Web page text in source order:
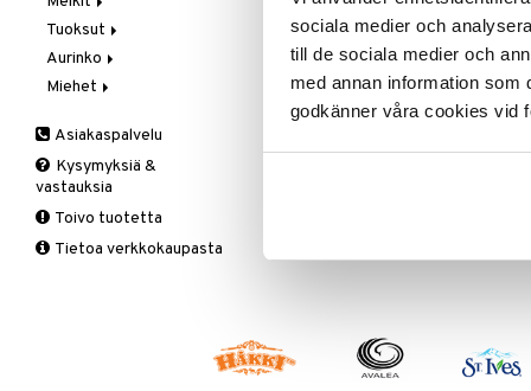
sociala medier och
till de sociala medier och
med annan information som
godkänner våra cookies vid
Vaihe 3: Kosteutus
Kosteudenhoito
Kuorinta ja naamiot
Puhdistus
Silmien/Huulten Hoito
Huulikiilto
Huulipuna
Huultenrajausväri
Luomiväri
Meikkisiveltmit
Peitevoide
Pohjustusvoide
Tuoksut
Aromatics Elixir
Calyx
Clinique Happy For Men
Aurinko
Aurinkosuoja
Miehet
Ironhoito
Kirkastus
Parranajo &
Ihonpuhdistus
Asiakaspalvelu
Kysymyksiä &
vastauksia
Toivo tuotetta
Tietoa verkkokaupasta